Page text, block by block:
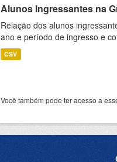
Alunos Ingressantes na
Relação dos alunos
ano e período de ingresso e
CSV
Você também pode ter acesso a